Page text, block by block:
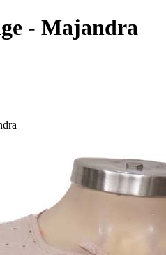
- Majandra